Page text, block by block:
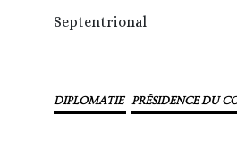
Septentrional
DIPLOMATIE PRÉSIDENCE DU